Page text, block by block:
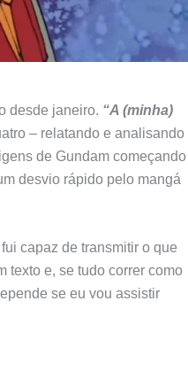
desde janeiro. “A (minha)
– relatando e analisando
de Gundam começando
desvio rápido pelo mangá
capaz de transmitir o que
texto e, se tudo correr como
se eu vou assistir